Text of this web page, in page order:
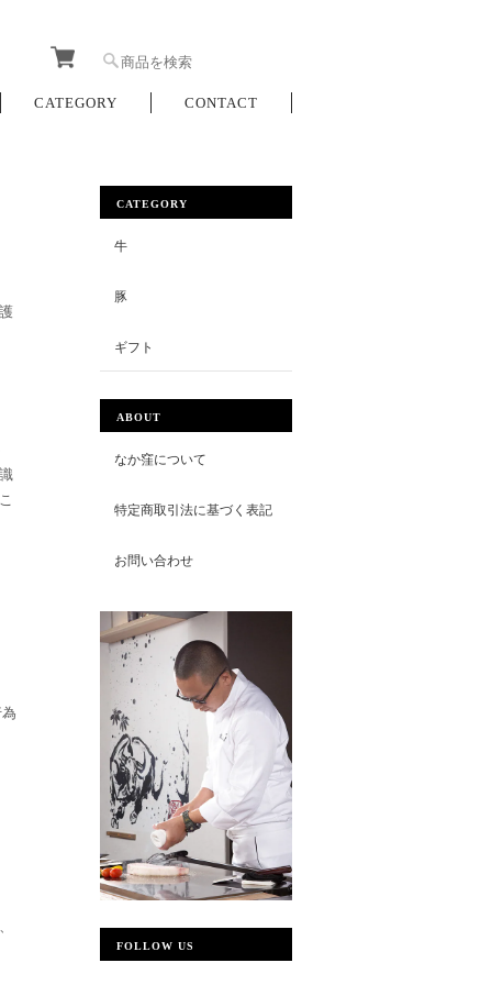
CATEGORY CONTACT
CATEGORY
牛
豚
ギフト
ABOUT
なか窪について
特定商取引法に基づく表記
お問い合わせ
FOLLOW US